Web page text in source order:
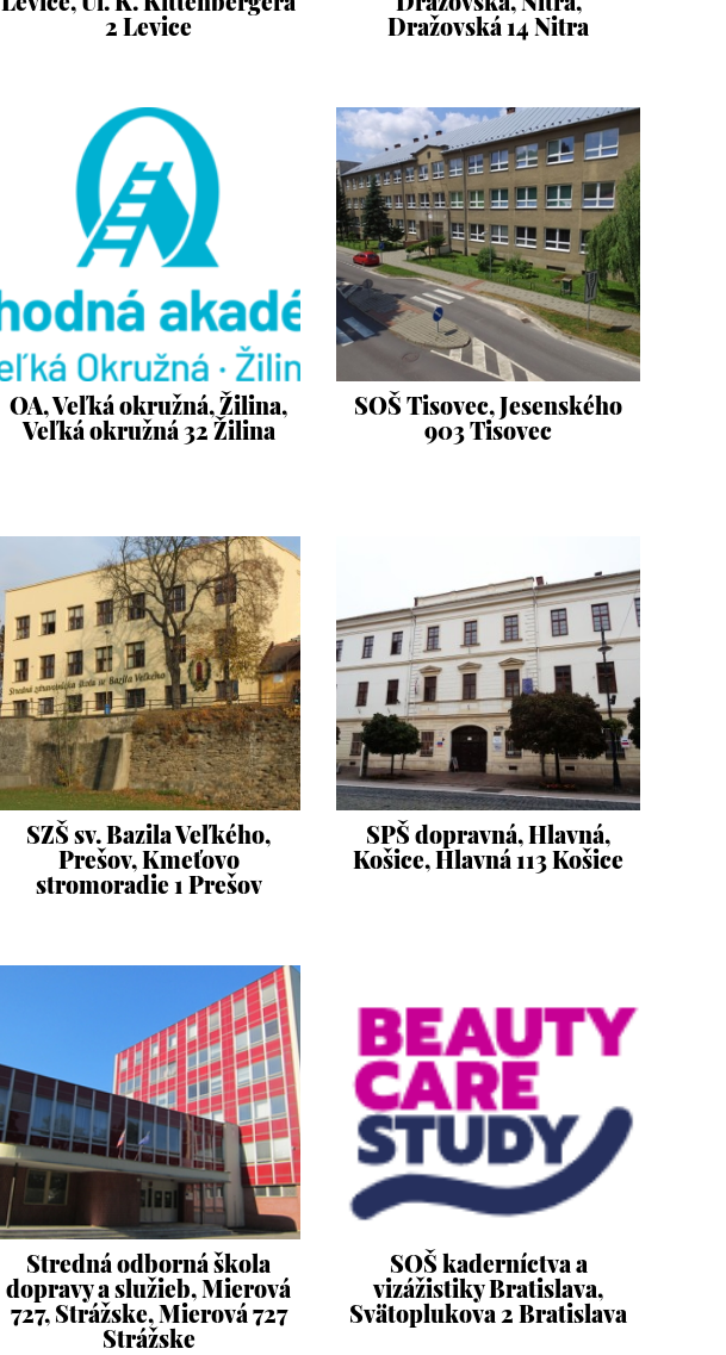
2 Levice
Dražovská 14 Nitra
OA, Veľká okružná, Žilina,
Veľká okružná 32 Žilina
SOŠ Tisovec, Jesenského
903 Tisovec
SZŠ sv. Bazila Veľkého,
Prešov, Kmeťovo
stromoradie 1 Prešov
SPŠ dopravná, Hlavná,
Košice, Hlavná 113 Košice
Stredná odborná škola
dopravy a služieb, Mierová
727, Strážske, Mierová 727
Strážske
SOŠ kaderníctva a
vizážistiky Bratislava,
Svätoplukova 2 Bratislava